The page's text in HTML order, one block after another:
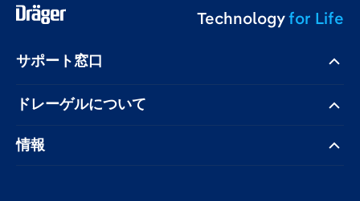
Technologyfor Life
サポート窓口
ドレーゲル​について
情報